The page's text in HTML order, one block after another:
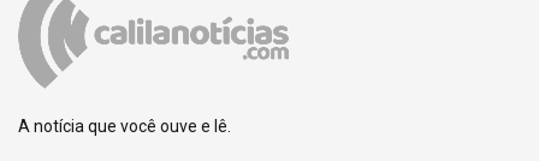
A notícia que você ouve e lê.